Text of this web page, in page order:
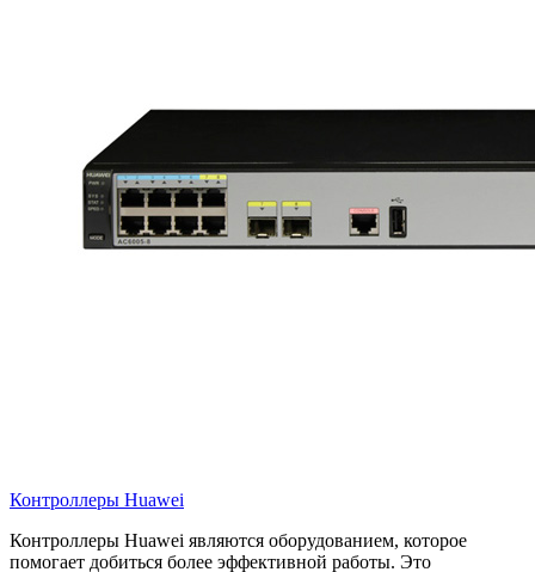
Контроллеры Huawei
Контроллеры Huawei являются оборудованием, которое
помогает добиться более эффективной работы. Это